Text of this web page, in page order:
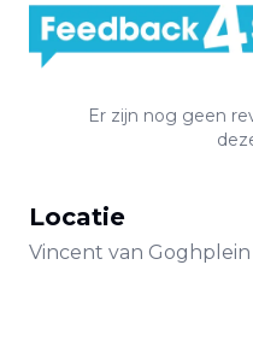
Er zijn nog geen
Locatie
Vincent van Goghplein